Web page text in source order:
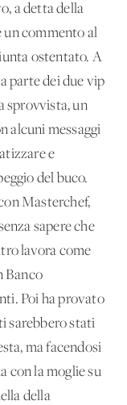
a detta della
un commento al
ostentato. A
parte dei due vip
sprovvista, un
alcuni messaggi
e
del buco.
Masterchef,
sapere che
lavora come
Banco
Poi ha provato
sarebbero stati
ma facendosi
con la moglie su
della